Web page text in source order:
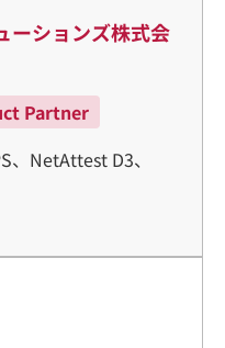
ーションズ株式会
Partner
NetAttest D3、